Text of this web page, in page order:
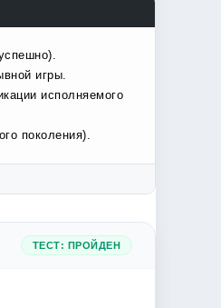
игры.
исполняемого
поколения).
ТЕСТ: ПРОЙДЕН